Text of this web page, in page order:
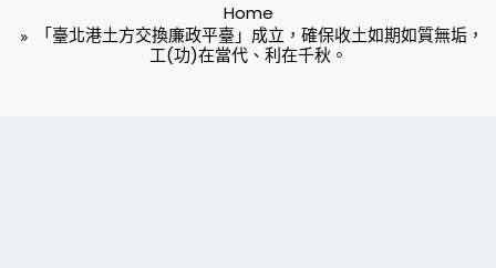
Home
「臺北港土方交換廉政平臺」成立，確保收土如期如質無垢，
工(功)在當代、利在千秋。